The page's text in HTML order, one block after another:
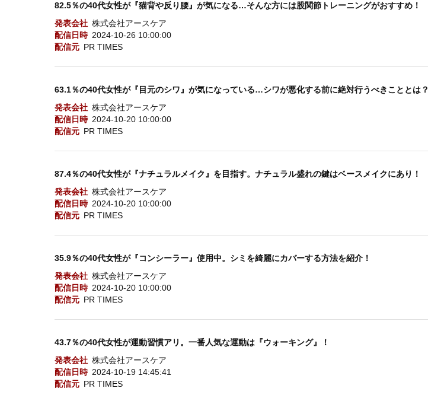
82.5％の40代女性が『猫背や反り腰』が気になる…そんな方には股関節トレーニングがおすすめ！
発表会社 株式会社アースケア
配信日時 2024-10-26 10:00:00
配信元 PR TIMES
63.1％の40代女性が『目元のシワ』が気になっている…シワが悪化する前に絶対行うべきこととは？
発表会社 株式会社アースケア
配信日時 2024-10-20 10:00:00
配信元 PR TIMES
87.4％の40代女性が『ナチュラルメイク』を目指す。ナチュラル盛れの鍵はベースメイクにあり！
発表会社 株式会社アースケア
配信日時 2024-10-20 10:00:00
配信元 PR TIMES
35.9％の40代女性が『コンシーラー』使用中。シミを綺麗にカバーする方法を紹介！
発表会社 株式会社アースケア
配信日時 2024-10-20 10:00:00
配信元 PR TIMES
43.7％の40代女性が運動習慣アリ。一番人気な運動は『ウォーキング』！
発表会社 株式会社アースケア
配信日時 2024-10-19 14:45:41
配信元 PR TIMES